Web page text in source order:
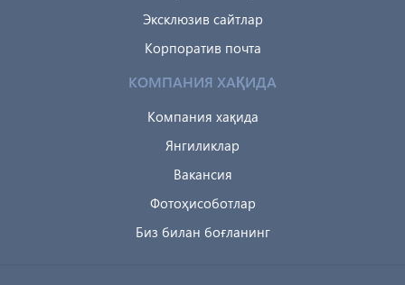
Эксклюзив сайтлар
Корпоратив почта
КОМПАНИЯ ХАҚИДА
Компания хақида
Янгиликлар
Вакансия
Фотоҳисоботлар
Биз билан боғланинг